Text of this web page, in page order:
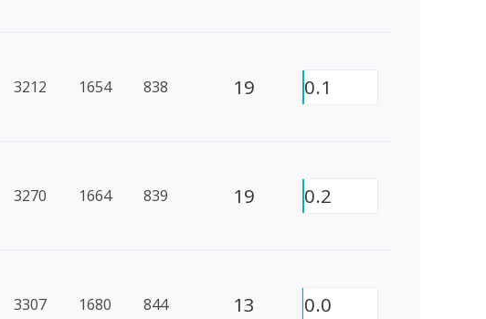
3212 1654 838 19 0.1
3270 1664 839 19 0.2
3307 1680 844 13 0.0